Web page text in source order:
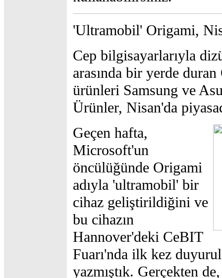
'Ultramobil' Origami,
Cep bilgisayarlarıyla
arasında bir yerde
ürünleri Samsung ve
Ürünler, Nisan'da
Geçen hafta,
Microsoft'un
öncülüğünde Origami
adıyla 'ultramobil' bir
cihaz geliştirildiğini ve
bu cihazın
Hannover'deki CeBIT
Fuarı'nda ilk kez
yazmıştık. Gerçekten